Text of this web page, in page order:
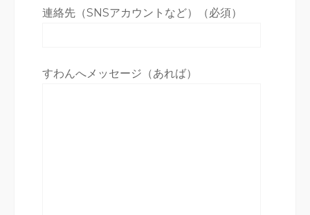
連絡先（SNSアカウントなど）（必須）
すわんへメッセージ（あれば）